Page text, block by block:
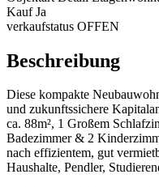
Kauf Ja
verkaufstatus OFFEN
Beschreibung
Diese kompakte
und zukunftssichere
ca. 88m², 1 Großem
Badezimmer & 2
nach effizientem, gut
Haushalte, Pendler,